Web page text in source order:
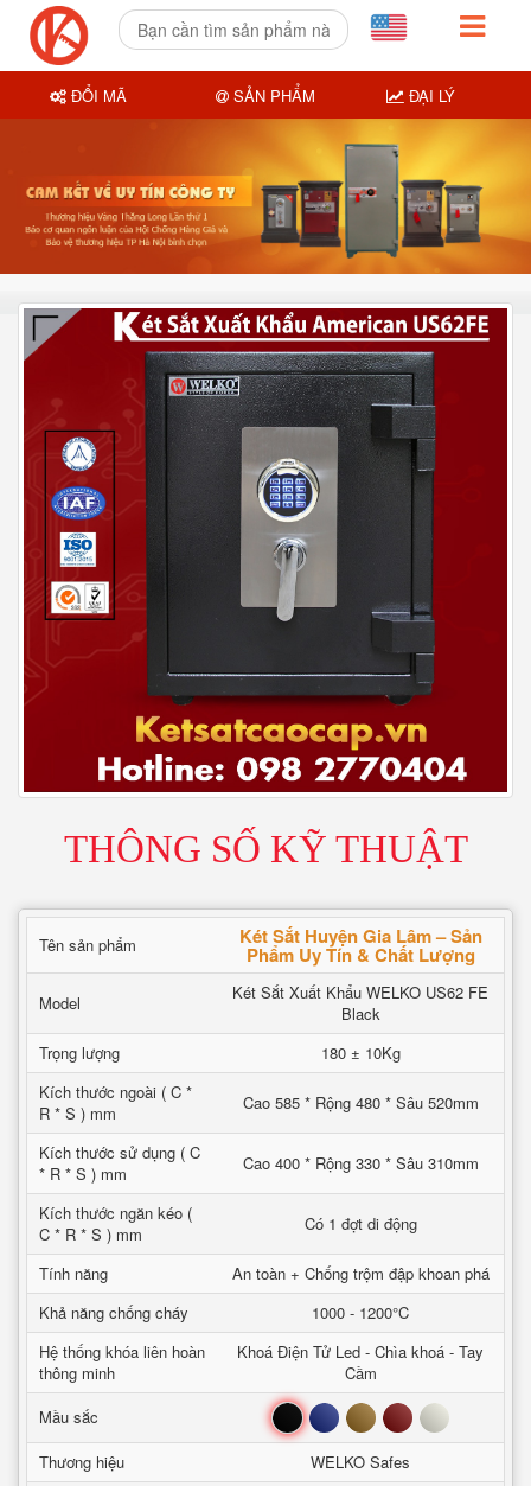
THÔNG SỐ KỸ THUẬT
Tên sản phẩm Két Sắt Huyện Gia Lâm – Sản
Phẩm Uy Tín & Chất Lượng
Model
Két Sắt Xuất Khẩu WELKO US62 FE
Black
Trọng lượng
180 ± 10Kg
Kích thước ngoài ( C *
R * S ) mm
Cao 585 * Rộng 480 * Sâu 520mm
Kích thước sử dụng ( C
* R * S ) mm
Cao 400 * Rộng 330 * Sâu 310mm
Kích thước ngăn kéo (
C * R * S ) mm
Có 1 đợt di động
Tính năng
An toàn + Chống trộm đập khoan phá
Khả năng chống cháy
1000 - 1200°C
Hệ thống khóa liên hoàn
thông minh
Khoá Điện Tử Led - Chìa khoá - Tay
Cầm
Mầu sắc
Đen Xanh Nâu Đỏ Trắng
Thương hiệu
WELKO Safes
ĐỔI MÃ SẢN PHẨM ĐẠI LÝ